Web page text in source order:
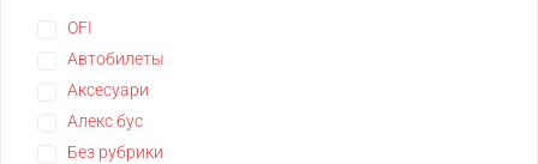
OFI
Автобилеты
Аксесуари
Алекс бус
Без рубрики